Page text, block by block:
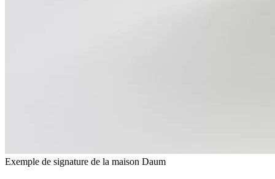
Exemple de signature de la maison Daum